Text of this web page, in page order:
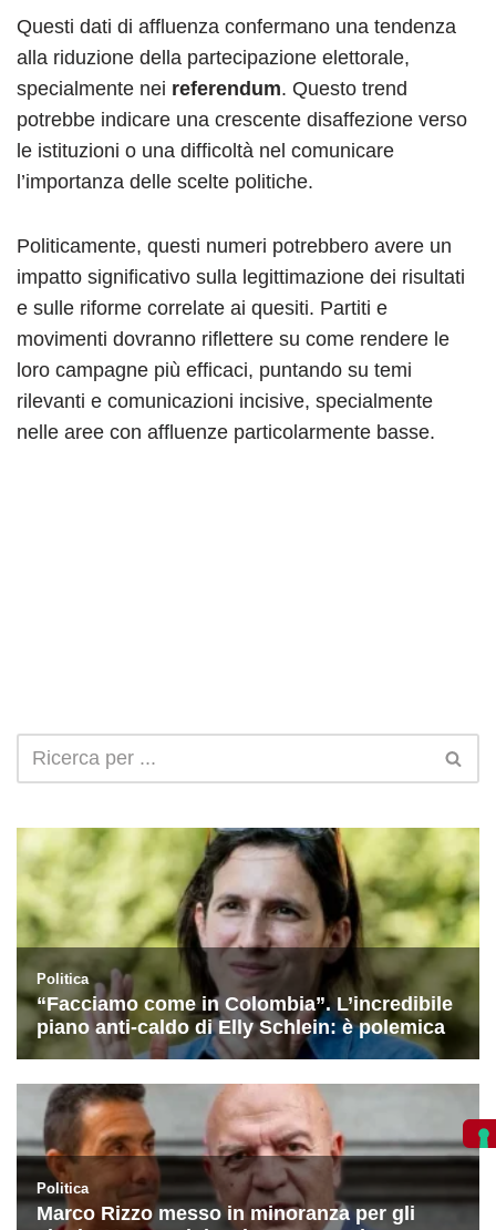
Questi dati di affluenza confermano una tendenza
alla riduzione della partecipazione elettorale,
specialmente nei referendum. Questo trend
potrebbe indicare una crescente disaffezione verso
le istituzioni o una difficoltà nel comunicare
l’importanza delle scelte politiche.
Politicamente, questi numeri potrebbero avere un
impatto significativo sulla legittimazione dei risultati
e sulle riforme correlate ai quesiti. Partiti e
movimenti dovranno riflettere su come rendere le
loro campagne più efficaci, puntando su temi
rilevanti e comunicazioni incisive, specialmente
nelle aree con affluenze particolarmente basse.